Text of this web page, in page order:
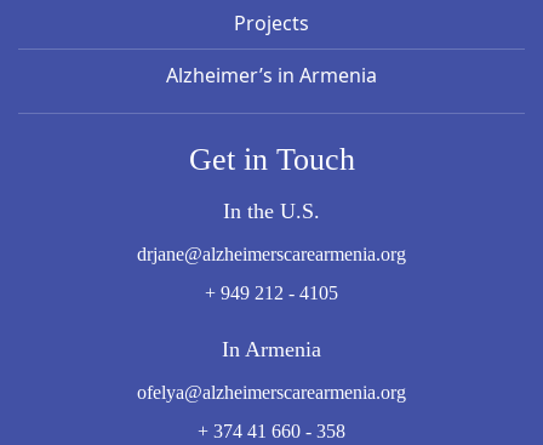
Projects
Alzheimer’s in Armenia
Get in Touch
In the U.S.
drjane@alzheimerscarearmenia.org
+ 949 212 - 4105
In Armenia
ofelya@alzheimerscarearmenia.org
+ 374 41 660 - 358